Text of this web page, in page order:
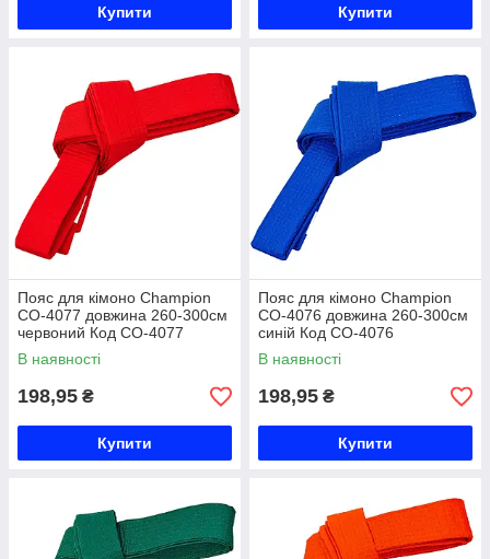
Купити Купити
Пояс для кімоно Champion
CO-4077 довжина 260-300см
червоний Код CO-4077
В наявності
198,95 ₴
Купити
Пояс для кімоно Champion
CO-4076 довжина 260-300см
синій Код CO-4076
В наявності
198,95 ₴
Купити